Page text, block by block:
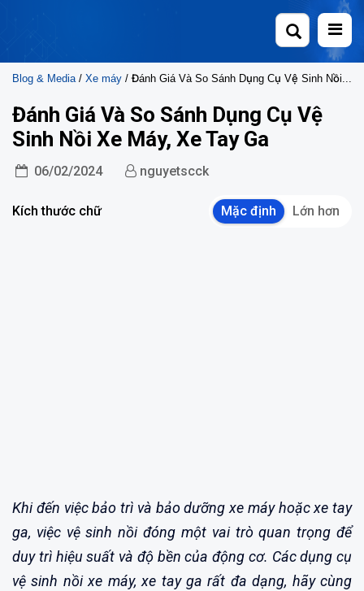
Blog & Media / Xe máy / Đánh Giá Và So Sánh Dụng Cụ Vệ Sinh Nồi Xe Máy, Xe Tay Ga
Đánh Giá Và So Sánh Dụng Cụ Vệ
Sinh Nồi Xe Máy, Xe Tay Ga
06/02/2024 nguyetscck
Kích thước chữ Mặc định Lớn hơn
Khi đến việc bảo trì và bảo dưỡng xe máy hoặc xe tay
ga, việc vệ sinh nồi đóng một vai trò quan trọng để
duy trì hiệu suất và độ bền của động cơ. Các dụng cụ
vệ sinh nồi xe máy, xe tay ga rất đa dạng, hãy cùng